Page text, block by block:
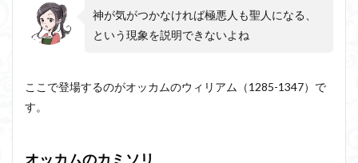
神が気がつかなければ極悪人も聖人になる、
という現象を説明できないよね
ここで登場するのがオッカムのウィリアム（1285-1347）で
す。
オッカムのカミソリ